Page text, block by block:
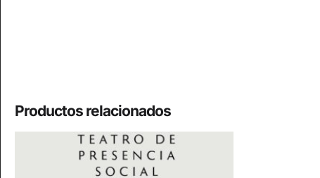
Productos relacionados